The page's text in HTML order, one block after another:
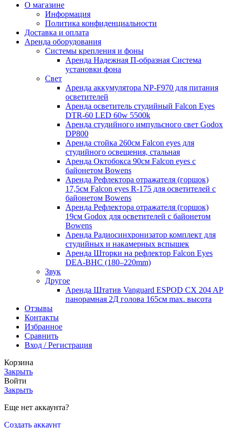
О магазине
Информация
Политика конфиденциальности
Доставка и оплата
Аренда оборудования
Системы крепления и фоны
Аренда Надежная П-образная Система
установки фона
Свет
Аренда аккумулятора NP-F970 для питания
осветителей
Аренда осветитель студийный Falcon Eyes
DTR-60 LED 60w 5500k
Аренда студийного импульсного свет Godox
DP800
Аренда стойка 260см Falcon eyes для
студийного освещения, стальная
Аренда Октобокса 90см Falcon eyes с
байонетом Bowens
Аренда Рефлектора отражателя (горшок)
17,5см Falcon eyes R-175 для осветителей с
байонетом Bowens
Аренда Рефлектора отражателя (горшок)
19см Godox для осветителей с байонетом
Bowens
Аренда Радиосинхронизатор комплект для
студийных и накамерных вспышек
Аренда Шторки на рефлектор Falcon Eyes
DEA-BHC (180–220mm)
Звук
Другое
Аренда Штатив Vanguard ESPOD CX 204 AP
панорамная 2Д голова 165см max. высота
Отзывы
Контакты
Избранное
Сравнить
Вход / Регистрация
Корзина
Закрыть
Войти
Закрыть
Еще нет аккаунта?
Создать аккаунт